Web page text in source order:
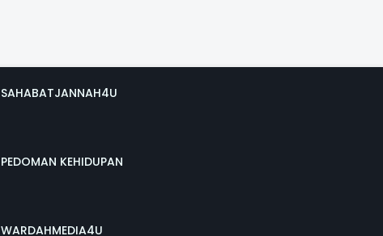
SAHABATJANNAH4U
PEDOMAN KEHIDUPAN
WARDAHMEDIA4U